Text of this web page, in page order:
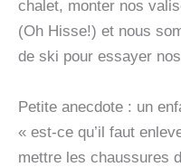
chalet, monter nos
(Oh Hisse!) et nous
de ski pour essayer
Petite anecdote : un
« est-ce qu’il faut
mettre les chaussures